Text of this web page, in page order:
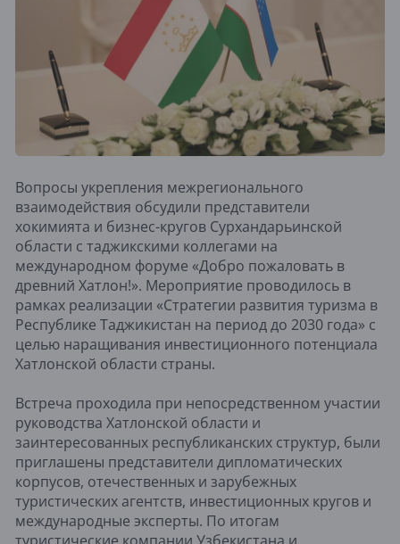
Вопросы укрепления межрегионального
взаимодействия обсудили представители
хокимията и бизнес-кругов Сурхандарьинской
области с таджикскими коллегами на
международном форуме «Добро пожаловать в
древний Хатлон!». Мероприятие проводилось в
рамках реализации «Стратегии развития туризма в
Республике Таджикистан на период до 2030 года» с
целью наращивания инвестиционного потенциала
Хатлонской области страны.
Встреча проходила при непосредственном участии
руководства Хатлонской области и
заинтересованных республиканских структур, были
приглашены представители дипломатических
корпусов, отечественных и зарубежных
туристических агентств, инвестиционных кругов и
международные эксперты. По итогам